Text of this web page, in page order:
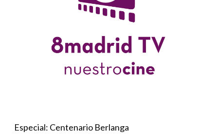
Especial: Centenario Berlanga